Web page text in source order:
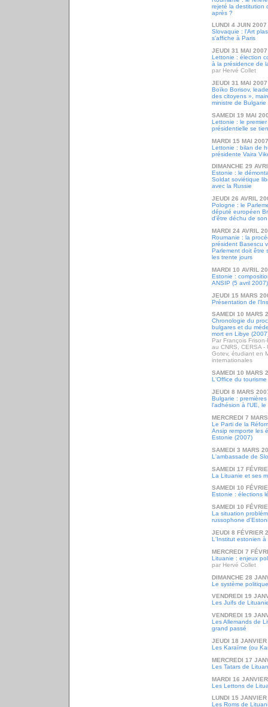
rejeté la destitution
après ?
LUNDI 4 JUIN 2007
Slovaquie : l'Art
s'affiche à Paris
JEUDI 31 MAI 2007
Lettonie : élection
à la présidence de
par Hervé Collet
JEUDI 31 MAI 2007
Boïko Borisov,
des citoyens »,
ministre de Bulgarie
SAMEDI 19 MAI
Lettonie : le
présidentielle se
MARDI 15 MAI 2007
Lettonie : bilan de
présidente Vaira
DIMANCHE 29
Estonie : le
Soldat soviétique
avec la Russie
JEUDI 26 AVRIL
Pologne : le
député européen
d'être déchu de
MARDI 24 AVRIL
Roumanie : la
président Basescu
Parlement doit être
les trente jours
MARDI 10 AVRIL
Estonie :
ANSIP (5 avril 2007)
JEUDI 15 MARS
Présentation de
SAMEDI 10 MARS
Chronologie du
bulgares et du
mort en Libye
Par François
au CNRS, CERSA -
Gotev, étudiant en
internationales
SAMEDI 10 MARS
L'Office du
JEUDI 8 MARS
Bulgarie :
l'adhésion à l'UE,
MERCREDI 7
Le Parti de la
Ansip remporte les
Estonie (2007)
SAMEDI 3 MARS
L'ambassade de
SAMEDI 17
La Lituanie et ses
SAMEDI 10
Estonie : élections
SAMEDI 10
La situation
russophone
JEUDI 8 FÉVRIER
L'Institut estonien à
MERCREDI 7
Lituanie : enjeux
par Hervé Collet
DIMANCHE 28
Le système
VENDREDI 19
Les Juifs de
VENDREDI 19
Les Allemands de
grand passé
JEUDI 18
Les Karaïme (ou
MERCREDI 17
Les Tatars de
MARDI 16
Les Lettons de
LUNDI 15
Les Roms de